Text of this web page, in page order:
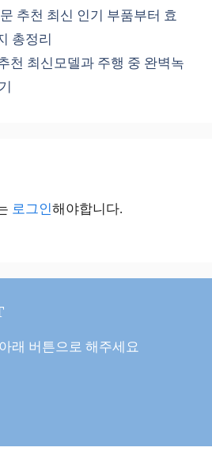
추천 최신 인기 부품부터 효
총정리
천 최신모델과 주행 중 완벽녹
로그인해야합니다.
래 버튼으로 해주세요